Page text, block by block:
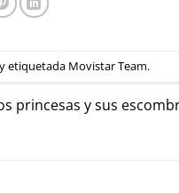
y etiquetada Movistar Team.
princesas y sus